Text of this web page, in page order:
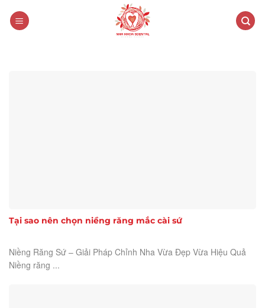
Tại sao nên chọn niềng răng mắc cài sứ
Niềng Răng Sứ – Giải Pháp Chỉnh Nha Vừa Đẹp Vừa Hiệu Quả
Niềng răng ...